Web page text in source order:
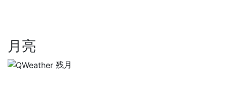
月亮
残月